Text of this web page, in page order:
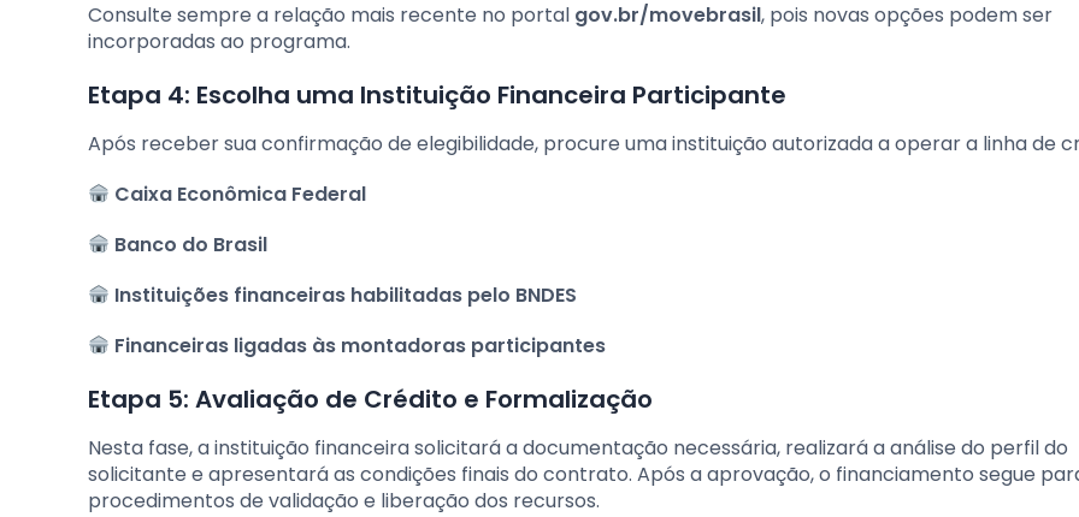
Consulte sempre a relação mais recente no portal gov.br/movebrasil, pois novas opções podem ser
incorporadas ao programa.
Etapa 4: Escolha uma Instituição Financeira Participante
Após receber sua confirmação de elegibilidade, procure uma instituição autorizada a operar a linha de
Caixa Econômica Federal
Banco do Brasil
Instituições financeiras habilitadas pelo BNDES
Financeiras ligadas às montadoras participantes
Etapa 5: Avaliação de Crédito e Formalização
Nesta fase, a instituição financeira solicitará a documentação necessária, realizará a análise do perfil do
solicitante e apresentará as condições finais do contrato. Após a aprovação, o financiamento segue
procedimentos de validação e liberação dos recursos.